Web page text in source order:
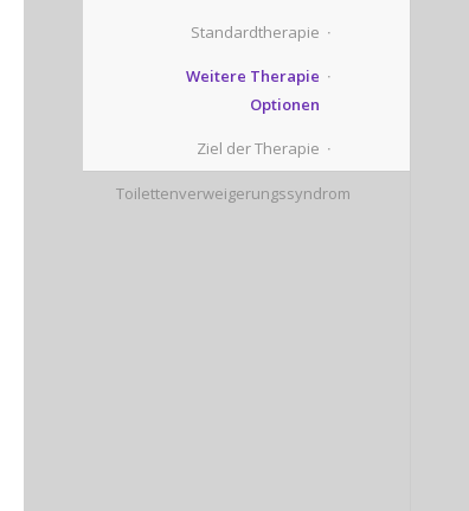
Standardtherapie
Weitere Therapie
Optionen
Ziel der Therapie
Toilettenverweigerungssyndrom